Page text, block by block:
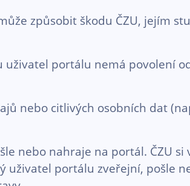
způsobit škodu ČZU, jejím
portálu nemá povolení
nebo citlivých osobních dat
nebo nahraje na portál. ČZU si
uživatel portálu zveřejní, pošle